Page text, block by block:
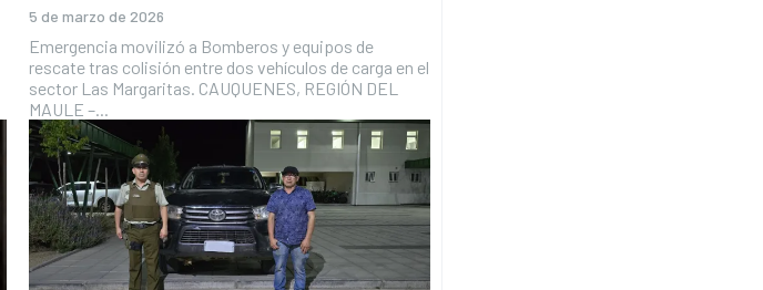
5 de marzo de 2026
Emergencia movilizó a Bomberos y equipos de
rescate tras colisión entre dos vehículos de carga en el
sector Las Margaritas. CAUQUENES, REGIÓN DEL
MAULE –...